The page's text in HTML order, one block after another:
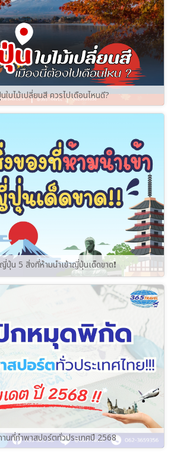
เที่ยวญี่ปุ่นใบไม้เปลี่ยนสี ควรไปเดือนไหนดี?
ปุ่น 5 สิ่งที่ห้ามนำเข้าญี่ปุ่นเด็ดขาด❗️
นที่ทำพาสปอร์ตทั่วประเทศปี 2568